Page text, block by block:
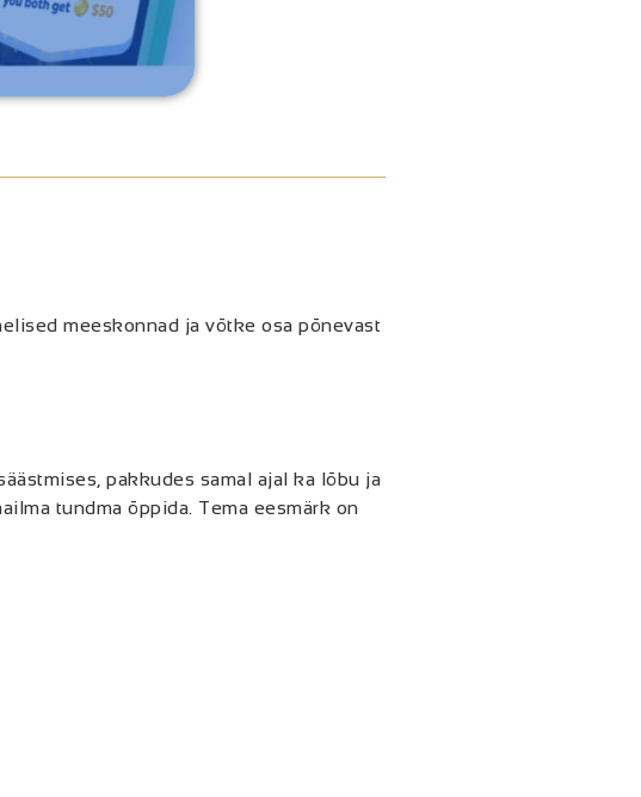
meeskonnad ja võtke osa põnevast
pakkudes samal ajal ka lõbu ja
tundma õppida. Tema eesmärk on